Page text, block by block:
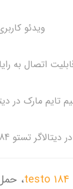
ویدئو کاربری تستو
مارک در
تستو 184
testo 184،